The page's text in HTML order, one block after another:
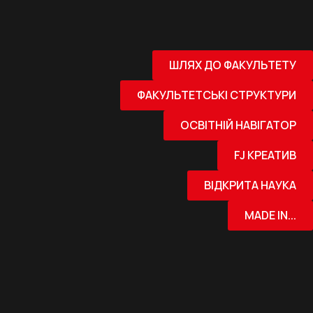
ШЛЯХ ДО ФАКУЛЬТЕТУ
ФАКУЛЬТЕТСЬКІ СТРУКТУРИ
ОСВІТНІЙ НАВІГАТОР
FJ КРЕАТИВ
ВІДКРИТА НАУКА
MADE IN...